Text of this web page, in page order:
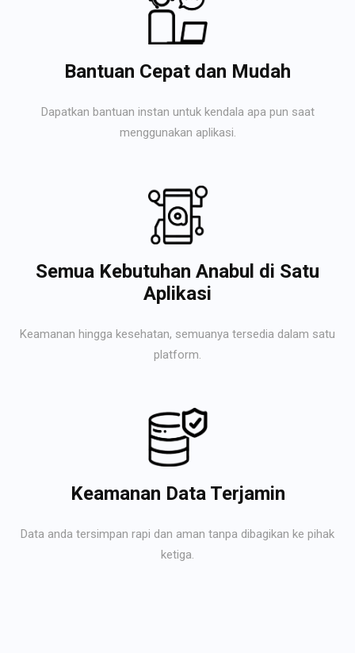
Bantuan Cepat dan Mudah
Dapatkan bantuan instan untuk kendala apa pun saat
menggunakan aplikasi.
Semua Kebutuhan Anabul di Satu
Aplikasi
Keamanan hingga kesehatan, semuanya tersedia dalam satu
platform.
Keamanan Data Terjamin
Data anda tersimpan rapi dan aman tanpa dibagikan ke pihak
ketiga.